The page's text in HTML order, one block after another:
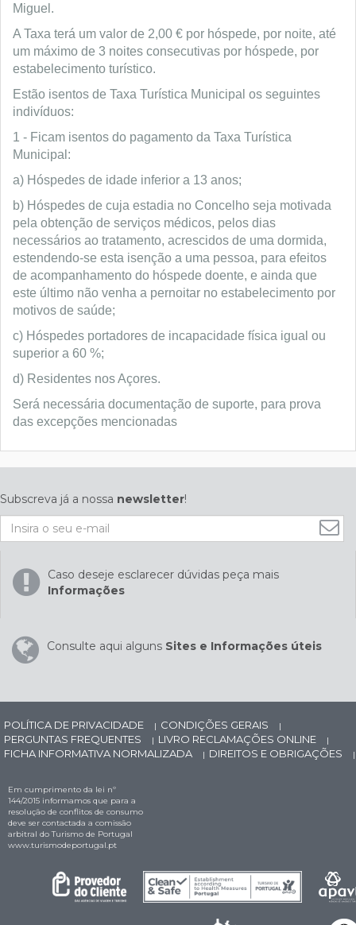
Miguel.
A Taxa terá um valor de 2,00 € por hóspede, por noite, até
um máximo de 3 noites consecutivas por hóspede, por
estabelecimento turístico.
Estão isentos de Taxa Turística Municipal os seguintes
indivíduos:
1 - Ficam isentos do pagamento da Taxa Turística
Municipal:
a) Hóspedes de idade inferior a 13 anos;
b) Hóspedes de cuja estadia no Concelho seja motivada
pela obtenção de serviços médicos, pelos dias
necessários ao tratamento, acrescidos de uma dormida,
estendendo-se esta isenção a uma pessoa, para efeitos
de acompanhamento do hóspede doente, e ainda que
este último não venha a pernoitar no estabelecimento por
motivos de saúde;
c) Hóspedes portadores de incapacidade física igual ou
superior a 60 %;
d) Residentes nos Açores.
Será necessária documentação de suporte, para prova
das excepções mencionadas
Subscreva já a nossa newsletter!
Caso deseje esclarecer dúvidas peça mais
Informações
Consulte aqui alguns Sites e Informações úteis
POLÍTICA DE PRIVACIDADE | CONDIÇÕES GERAIS |
PERGUNTAS FREQUENTES | LIVRO RECLAMAÇÕES ONLINE |
FICHA INFORMATIVA NORMALIZADA | DIREITOS E OBRIGAÇÕES |
Em cumprimento da lei nº
144/2015 informamos que para a
resolução de conflitos de consumo
deve ser contactada a comissão
arbitral do Turismo de Portugal
www.turismodeportugal.pt